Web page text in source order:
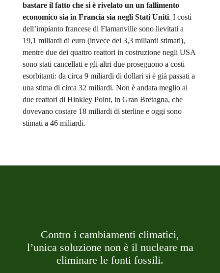
bastare il fatto che si è rivelato un un fallimento
economico sia in Francia sia negli Stati Uniti. I costi
dell’impianto francese di Flamanville sono lievitati a
19,1 miliardi di euro (invece dei 3,3 miliardi stimati),
mentre due dei quattro reattori in costruzione negli USA
sono stati cancellati e gli altri due proseguono a costi
esorbitanti: da circa 9 miliardi di dollari si è già passati a
una stima di circa 32 miliardi. Non è andata meglio ai
due reattori di Hinkley Point, in Gran Bretagna, che
dovevano costare 18 miliardi di sterline e oggi sono
stimati a 46 miliardi.
Contro i cambiamenti climatici,
l’unica soluzione non è il nucleare ma
eliminare le fonti fossili.